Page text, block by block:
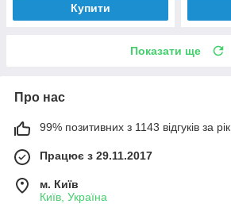
Купити
Показати ще
Про нас
99% позитивних з 1143 відгуків за рік
Працює з 29.11.2017
м. Київ
Київ, Україна